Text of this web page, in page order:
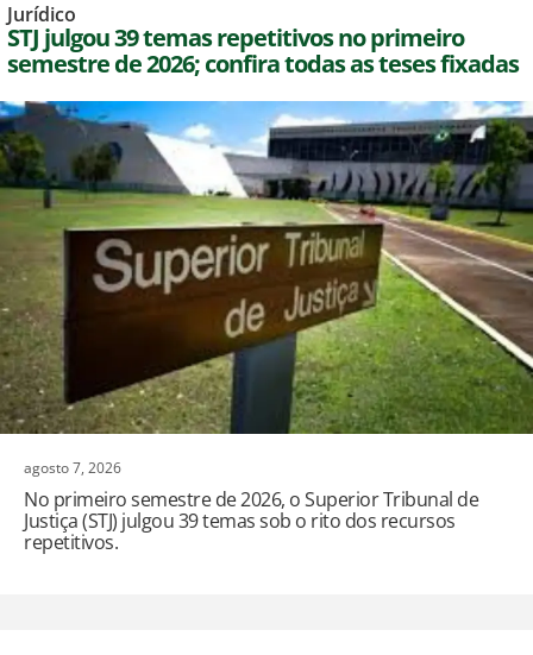
Jurídico
STJ julgou 39 temas repetitivos no primeiro
semestre de 2026; confira todas as teses fixadas
agosto 7, 2026
No primeiro semestre de 2026, o Superior Tribunal de
Justiça (STJ) julgou 39 temas sob o rito dos recursos
repetitivos.